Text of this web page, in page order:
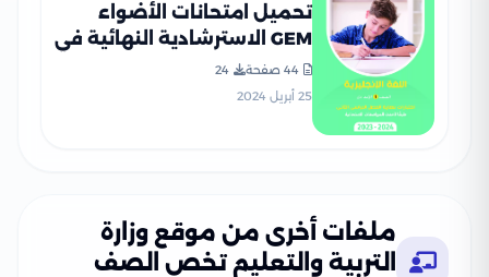
تحميل امتحانات الأضواء
GEM الاسترشادية النهائية في
اللغة الإنجليزية للصف الأول
الاعدادي مع اجاباتها
44 صفحة
24
25 أبريل 2024
ملفات أخرى من موقع وزارة
التربية والتعليم تخص الصف